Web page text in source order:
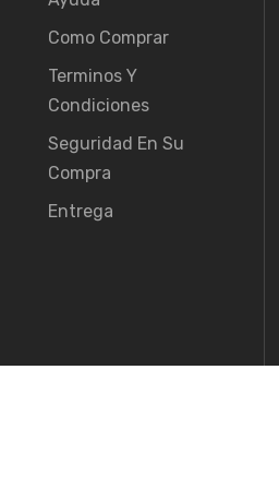
Como Comprar
Terminos Y
Condiciones
Seguridad En Su
Compra
Entrega